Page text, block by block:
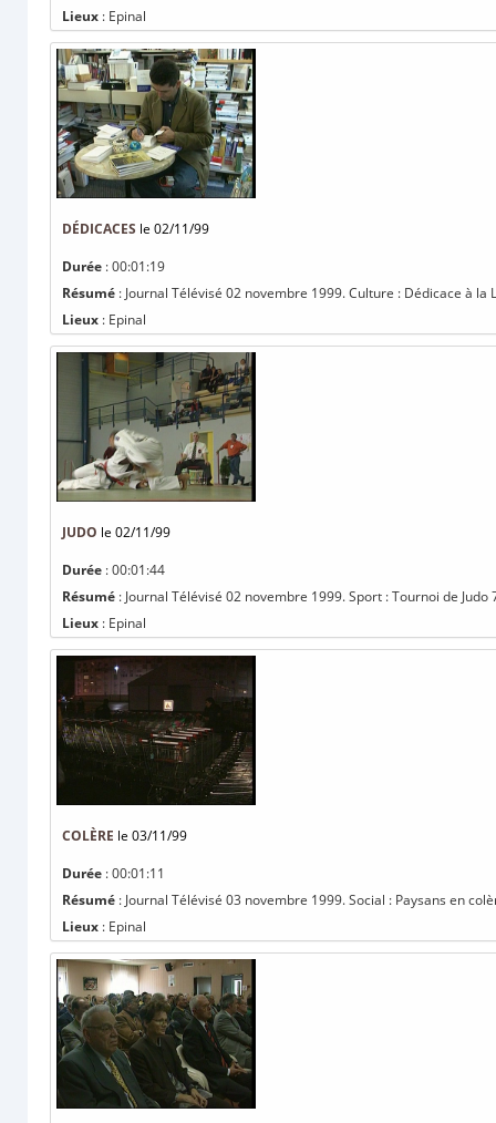
Lieux : Epinal
DÉDICACES le 02/11/99
Durée : 00:01:19
Résumé : Journal Télévisé 02 novembre 1999. Culture : Dédicace à la
Lieux : Epinal
JUDO le 02/11/99
Durée : 00:01:44
Résumé : Journal Télévisé 02 novembre 1999. Sport : Tournoi de Judo
Lieux : Epinal
COLÈRE le 03/11/99
Durée : 00:01:11
Résumé : Journal Télévisé 03 novembre 1999. Social : Paysans en
Lieux : Epinal